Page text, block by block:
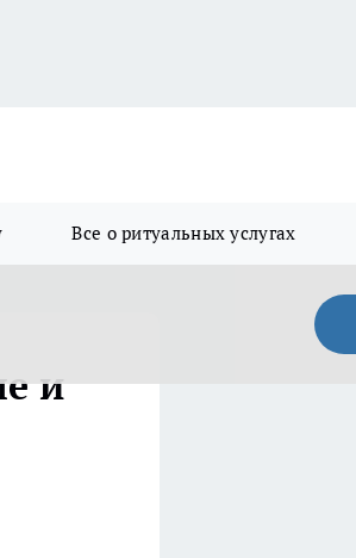
Все о ритуальных услугах
и